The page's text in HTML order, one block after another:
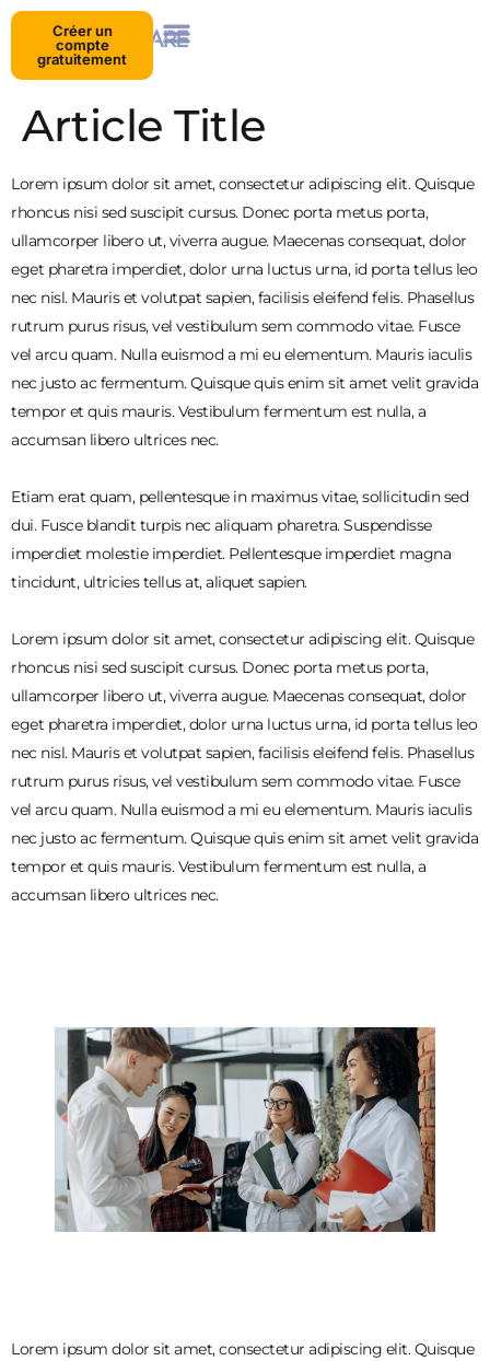
Créer un
compte
gratuitement
Article Title
Lorem ipsum dolor sit amet, consectetur adipiscing elit. Quisque
rhoncus nisi sed suscipit cursus. Donec porta metus porta,
ullamcorper libero ut, viverra augue. Maecenas consequat, dolor
eget pharetra imperdiet, dolor urna luctus urna, id porta tellus leo
nec nisl. Mauris et volutpat sapien, facilisis eleifend felis. Phasellus
rutrum purus risus, vel vestibulum sem commodo vitae. Fusce
vel arcu quam. Nulla euismod a mi eu elementum. Mauris iaculis
nec justo ac fermentum. Quisque quis enim sit amet velit gravida
tempor et quis mauris. Vestibulum fermentum est nulla, a
accumsan libero ultrices nec.
Etiam erat quam, pellentesque in maximus vitae, sollicitudin sed
dui. Fusce blandit turpis nec aliquam pharetra. Suspendisse
imperdiet molestie imperdiet. Pellentesque imperdiet magna
tincidunt, ultricies tellus at, aliquet sapien.
Lorem ipsum dolor sit amet, consectetur adipiscing elit. Quisque
rhoncus nisi sed suscipit cursus. Donec porta metus porta,
ullamcorper libero ut, viverra augue. Maecenas consequat, dolor
eget pharetra imperdiet, dolor urna luctus urna, id porta tellus leo
nec nisl. Mauris et volutpat sapien, facilisis eleifend felis. Phasellus
rutrum purus risus, vel vestibulum sem commodo vitae. Fusce
vel arcu quam. Nulla euismod a mi eu elementum. Mauris iaculis
nec justo ac fermentum. Quisque quis enim sit amet velit gravida
tempor et quis mauris. Vestibulum fermentum est nulla, a
accumsan libero ultrices nec.
Lorem ipsum dolor sit amet, consectetur adipiscing elit. Quisque